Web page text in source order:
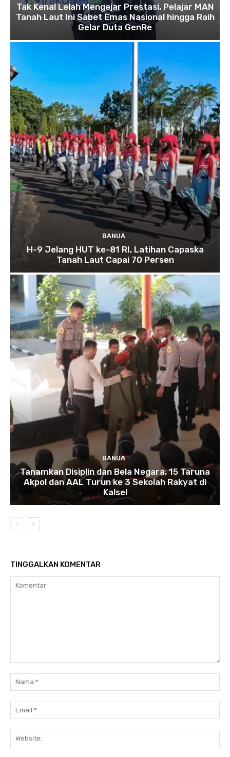
Tak Kenal Lelah Mengejar Prestasi, Pelajar MAN
Tanah Laut Ini Sabet Emas Nasional hingga Raih
Gelar Duta GenRe
BANUA
H-9 Jelang HUT ke-81 RI, Latihan Capaska
Tanah Laut Capai 70 Persen
BANUA
Tanamkan Disiplin dan Bela Negara, 15 Taruna
Akpol dan AAL Turun ke 3 Sekolah Rakyat di
Kalsel
TINGGALKAN KOMENTAR